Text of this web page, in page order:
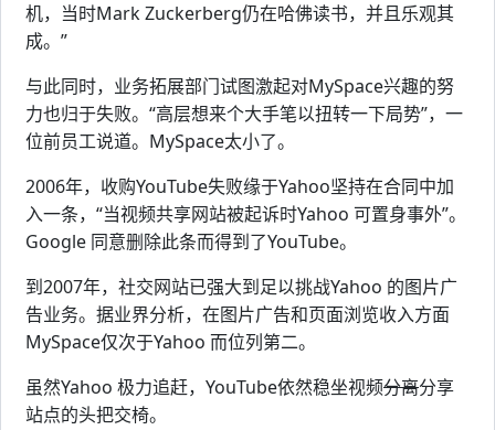
机，当时Mark Zuckerberg仍在哈佛读书，并且乐观其
成。”
与此同时，业务拓展部门试图激起对MySpace兴趣的努
力也归于失败。“高层想来个大手笔以扭转一下局势”，一
位前员工说道。MySpace太小了。
2006年，收购YouTube失败缘于Yahoo坚持在合同中加
入一条，“当视频共享网站被起诉时Yahoo 可置身事外”。
Google 同意删除此条而得到了YouTube。
到2007年，社交网站已强大到足以挑战Yahoo 的图片广
告业务。据业界分析，在图片广告和页面浏览收入方面
MySpace仅次于Yahoo 而位列第二。
虽然Yahoo 极力追赶，YouTube依然稳坐视频分离分享
站点的头把交椅。